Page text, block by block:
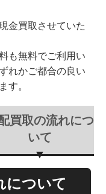
金買取させていた
も無料でご利用い
れかご都合の良い
す。
買取の流れにつ
いて
について